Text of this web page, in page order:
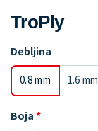
TroPly
Debljina
0.8 mm 1.6 mm
Boja